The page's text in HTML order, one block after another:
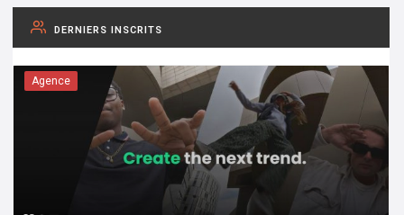
DERNIERS INSCRITS
Agence